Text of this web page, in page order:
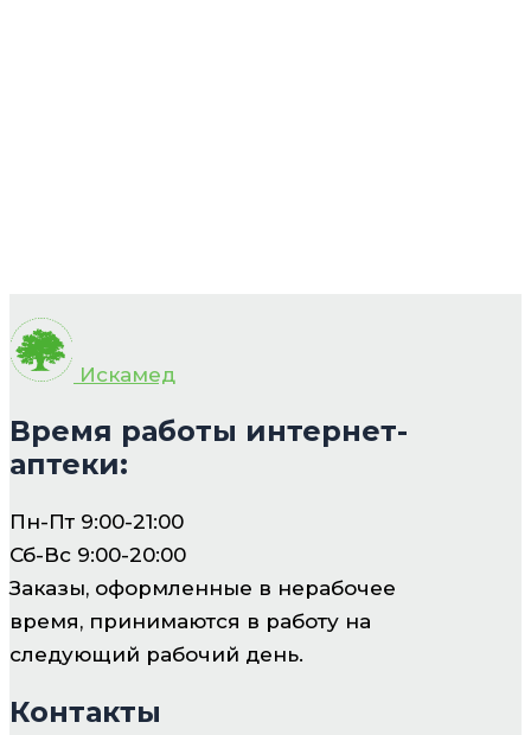
Искамед
Время работы интернет-
аптеки:
Пн-Пт 9:00-21:00
Сб-Вс 9:00-20:00
Заказы, оформленные в нерабочее
время, принимаются в работу на
следующий рабочий день.
Контакты